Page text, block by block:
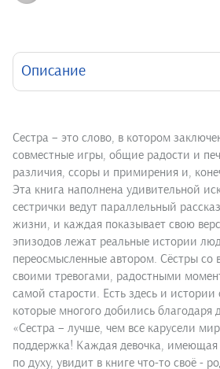
Описание
Сестра – это слово, в котором
совместные игры, общие радости и
различия, ссоры и примирения и,
Эта книга наполнена удивительной
сестрички ведут параллельный
жизни, и каждая показывает свою
эпизодов лежат реальные истории
переосмысленные автором. Сёстры со
своими тревогами, радостными
самой старости. Есть здесь и истории
которые многого добились благодаря
«Сестра – лучше, чем все карусели
поддержка! Каждая девочка, имеющая
по духу, увидит в книге что-то своё -